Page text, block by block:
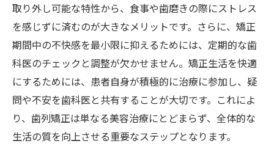
取り外し可能な特性から、食事や歯磨きの際にストレス
を感じずに済むのが大きなメリットです。さらに、矯正
期間中の不快感を最小限に抑えるためには、定期的な歯
科医のチェックと調整が欠かせません。矯正生活を快適
にするためには、患者自身が積極的に治療に参加し、疑
問や不安を歯科医と共有することが大切です。これによ
り、歯列矯正は単なる美容治療にとどまらず、全体的な
生活の質を向上させる重要なステップとなります。